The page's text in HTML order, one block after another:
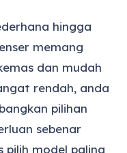
hingga
memang
dan mudah
rendah, anda
pilihan
sebenar
pilih model paling